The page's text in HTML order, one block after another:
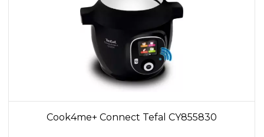
Cook4me+ Connect Tefal CY855830